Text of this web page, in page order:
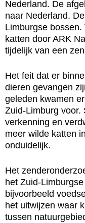
Nederland. De
naar Nederland.
Limburgse
katten door ARK
tijdelijk van een
Het feit dat er
dieren gevangen
geleden kwamen
Zuid-Limburg voor.
verkenning en
meer wilde katten
onduidelijk.
Het
het Zuid-
bijvoorbeeld
het uitwijzen waar
tussen